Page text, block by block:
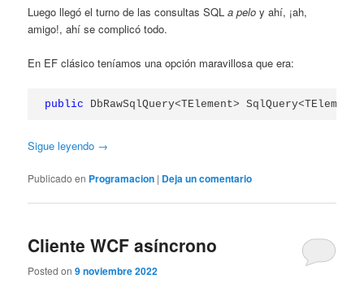
Luego llegó el turno de las consultas SQLa pelo y ahí, ¡ah,
amigo!, ahí se complicó todo.
En EF clásico teníamos una opción maravillosa que era:
public DbRawSqlQuery<TElement>
Sigue leyendo →
Publicado en Programacion | Deja un comentario
Cliente WCF asíncrono
Posted on9 noviembre 2022